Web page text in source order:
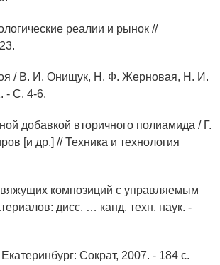
реалии и рынок //
/ В. И. Онищук, Н. Ф. Жерновая, Н. И.
- С. 4-6.
добавкой вторичного полиамида / Г.
[и др.] // Техника и технология
композиций с управляемым
дисс. … канд. техн. наук. -
Сократ, 2007. - 184 с.